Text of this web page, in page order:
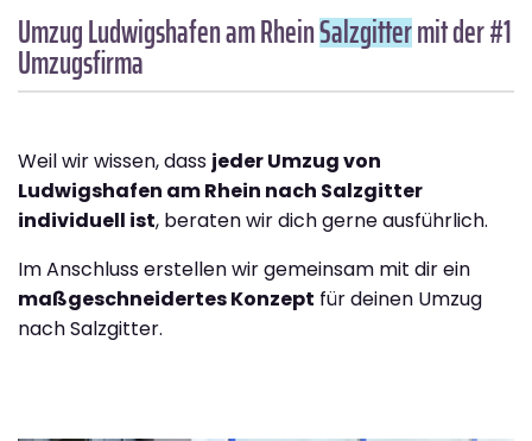
Umzug Ludwigshafen am RheinSalzgittermit der #1
Umzugsfirma
Weil wir wissen, dass jeder Umzug von
Ludwigshafen am Rhein nach Salzgitter
individuell ist, beraten wir dich gerne ausführlich.
Im Anschluss erstellen wir gemeinsam mit dir ein
maßgeschneidertes Konzept für deinen Umzug
nach Salzgitter.